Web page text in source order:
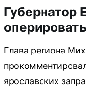
Губернатор
Глава региона
ярославских